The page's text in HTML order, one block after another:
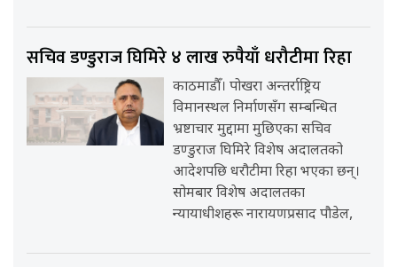
सचिव डण्डुराज घिमिरे ४ लाख रुपैयाँ धरौटीमा रिहा
काठमाडौँ। पोखरा अन्तर्राष्ट्रिय
विमानस्थल निर्माणसँग सम्बन्धित
भ्रष्टाचार मुद्दामा मुछिएका सचिव
डण्डुराज घिमिरे विशेष अदालतको
आदेशपछि धरौटीमा रिहा भएका छन्।
सोमबार विशेष अदालतका
न्यायाधीशहरू नारायणप्रसाद पौडेल,